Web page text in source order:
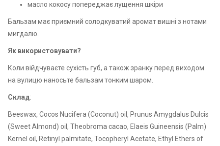
масло кокосу попереджає лущення шкіри
Бальзам має приємний солодкуватий аромат вишні з нотами
мигдалю.
Як використовувати?
Коли війдчуваєте сухість губ, а також зранку перед виходом
на вулицю наносьте бальзам тонким шаром.
Склад:
Beeswax, Cocos Nucifera (Coconut) oil, Prunus Amygdalus Dulcis
(Sweet Almond) oil, Theobroma cacao, Elaeis Guineensis (Palm)
Kernel oil, Retinyl palmitate, Tocopheryl Acetate, Ethyl Ethers of